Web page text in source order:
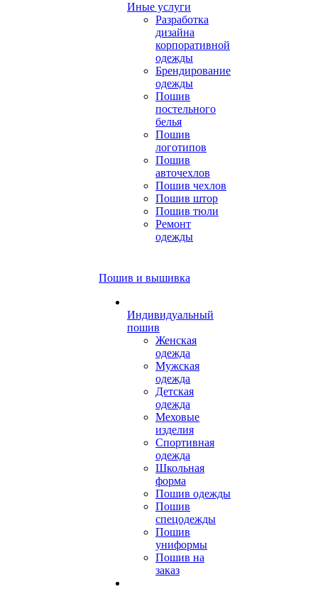
Иные услуги
Разработка
дизайна
корпоративной
одежды
Брендирование
одежды
Пошив
постельного
белья
Пошив
логотипов
Пошив
авточехлов
Пошив чехлов
Пошив штор
Пошив тюли
Ремонт
одежды
Пошив и вышивка
Индивидуальный
пошив
Женская
одежда
Мужская
одежда
Детская
одежда
Меховые
изделия
Спортивная
одежда
Школьная
форма
Пошив одежды
Пошив
спецодежды
Пошив
униформы
Пошив на
заказ